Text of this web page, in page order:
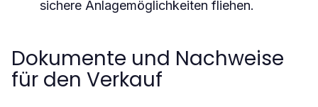
sichere Anlagemöglichkeiten fliehen.
Dokumente und Nachweise
für den Verkauf